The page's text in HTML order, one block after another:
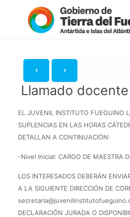
Llamado
EL JUVENIL INSTITUTO FUEGUINO
SUPLENCIAS EN LAS HORAS
DETALLAN A CONTINUACIÓN:
-Nivel Inicial: CARGO DE MAESTRA
LOS INTERESADOS DEBERÁN
A LA SIGUIENTE DIRECCIÓN DE
DECLARACIÓN JURADA O